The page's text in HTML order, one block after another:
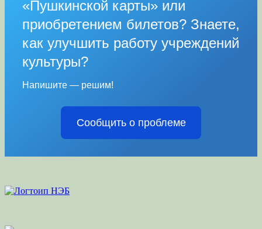
«Пушкинской карты» или
приобретением билетов? Знаете,
как улучшить работу учреждений
культуры?
Напишите — решим!
Сообщить о проблеме